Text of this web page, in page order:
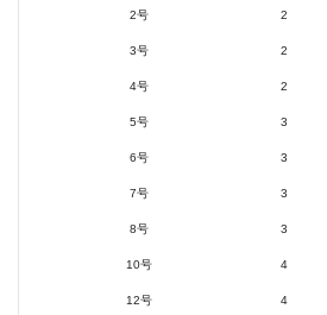
2号 2
3号 2
4号 2
5号 3
6号 3
7号 3
8号 3
10号 4
12号 4